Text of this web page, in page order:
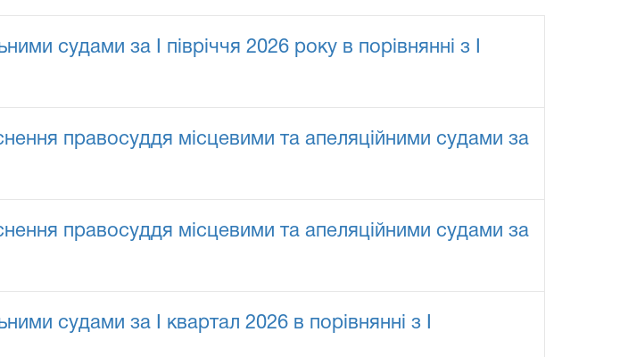
судами за I півріччя 2026 року в порівнянні з I
правосуддя місцевими та апеляційними судами за
правосуддя місцевими та апеляційними судами за
судами за I квартал 2026 в порівнянні з I